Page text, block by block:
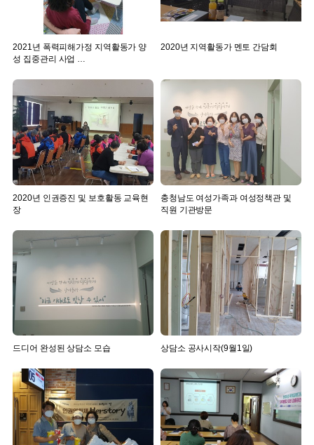
2021년 폭력피해가정 지역활동가 양
성 집중관리 사업 …
2020년 지역활동가 멘토 간담회
2020년 인권증진 및 보호활동 교육현
장
충청남도 여성가족과 여성정책관 및
직원 기관방문
드디어 완성된 상담소 모습 상담소 공사시작(9월1일)